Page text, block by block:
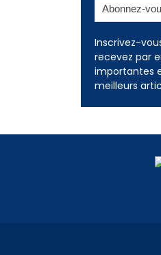
Inscrivez-
recevez par
importantes
meilleurs